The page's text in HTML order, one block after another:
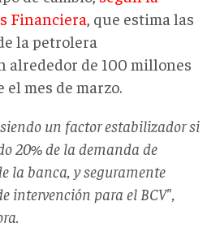
Financiera , que estima las
la petrolera
alrededor de 100 millones
mes de marzo.
un factor estabilizador si
20% de la demanda de
la banca, y seguramente
intervención para el BCV",